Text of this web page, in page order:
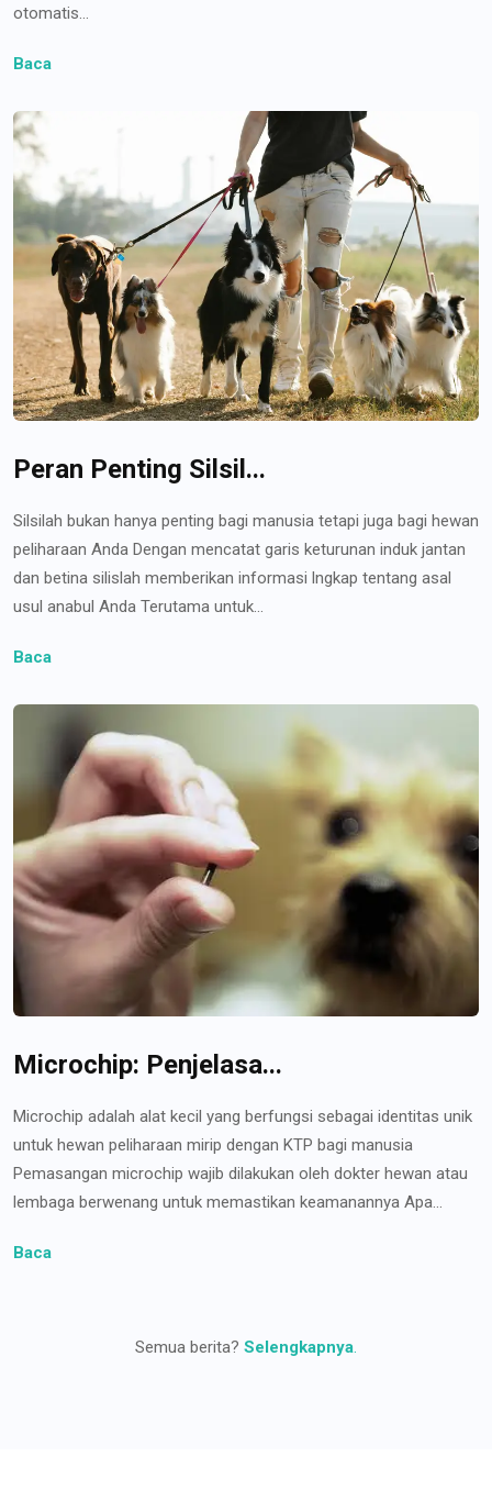
otomatis...
Baca
Peran Penting Silsil...
Silsilah bukan hanya penting bagi manusia tetapi juga bagi hewan
peliharaan Anda Dengan mencatat garis keturunan induk jantan
dan betina silislah memberikan informasi lngkap tentang asal
usul anabul Anda Terutama untuk...
Baca
Microchip: Penjelasa...
Microchip adalah alat kecil yang berfungsi sebagai identitas unik
untuk hewan peliharaan mirip dengan KTP bagi manusia
Pemasangan microchip wajib dilakukan oleh dokter hewan atau
lembaga berwenang untuk memastikan keamanannya Apa...
Baca
Semua berita? Selengkapnya